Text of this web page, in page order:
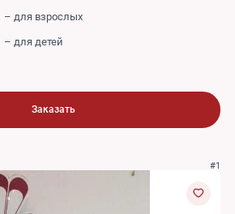
– для взрослых
– для детей
Заказать
#1